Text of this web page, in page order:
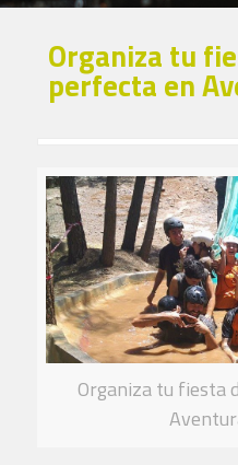
Organiza tu
perfecta en
Organiza tu fiesta